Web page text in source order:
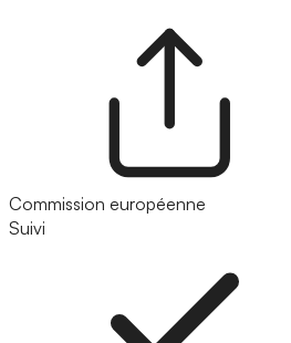
Commission européenne
Suivi